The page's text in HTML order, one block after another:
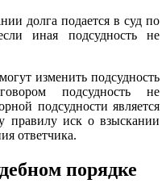
долга подается в суд по
иная подсудность не
изменить подсудность
подсудность не
подсудности является
правилу иск о взыскании
ответчика.
порядке